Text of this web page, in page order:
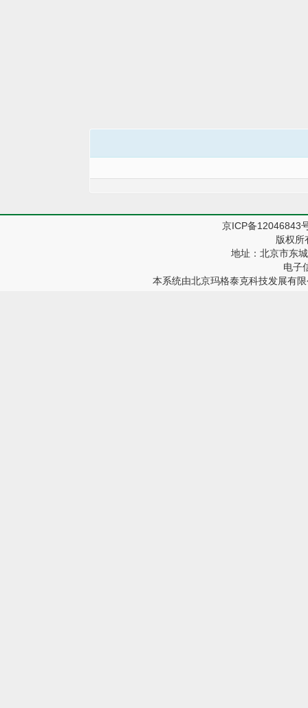
京ICP备12046843
版权所
地址：北京市东
电子
本系统由北京玛格泰克科技发展有